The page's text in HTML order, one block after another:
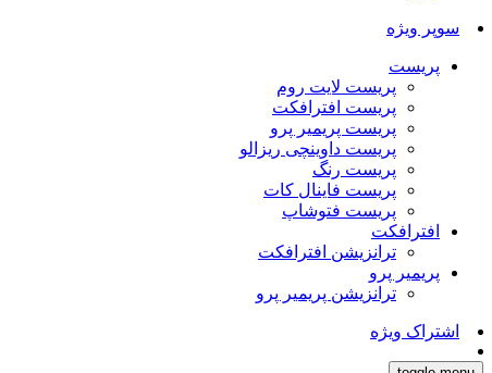
سوپر ویژه
پریست
پریست لایت روم
پریست افترافکت
پریست پریمیر پرو
پریست داوینچی ریزالو
پریست رنگ
پریست فاینال کات
پریست فتوشاپ
افترافکت
ترانزیشن افترافکت
پریمیر پرو
ترانزیشن پریمیر پرو
اشتراک ویژه